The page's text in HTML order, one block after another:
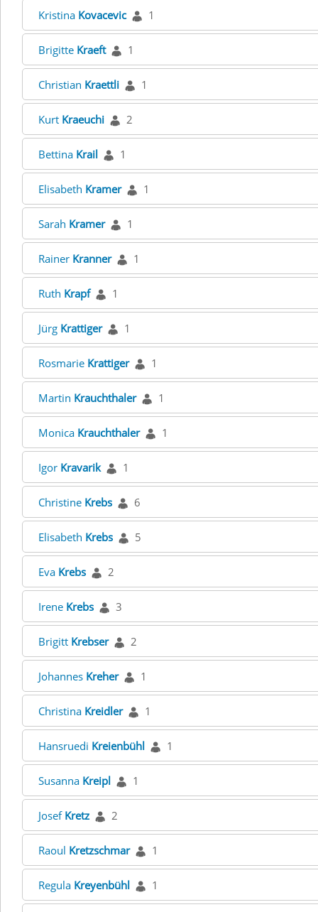
Kristina Kovacevic 1
Brigitte Kraeft 1
Christian Kraettli 1
Kurt Kraeuchi 2
Bettina Krail 1
Elisabeth Kramer 1
Sarah Kramer 1
Rainer Kranner 1
Ruth Krapf 1
Jürg Krattiger 1
Rosmarie Krattiger 1
Martin Krauchthaler 1
Monica Krauchthaler 1
Igor Kravarik 1
Christine Krebs 6
Elisabeth Krebs 5
Eva Krebs 2
Irene Krebs 3
Brigitt Krebser 2
Johannes Kreher 1
Christina Kreidler 1
Hansruedi Kreienbühl 1
Susanna Kreipl 1
Josef Kretz 2
Raoul Kretzschmar 1
Regula Kreyenbühl 1